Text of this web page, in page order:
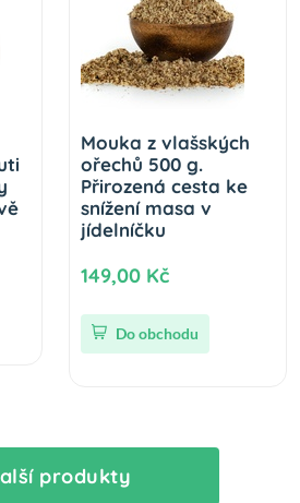
Mouka z vlašských
ořechů 500 g.
Přirozená cesta ke
snížení masa v
jídelníčku
149,00 Kč
Do obchodu
produkty